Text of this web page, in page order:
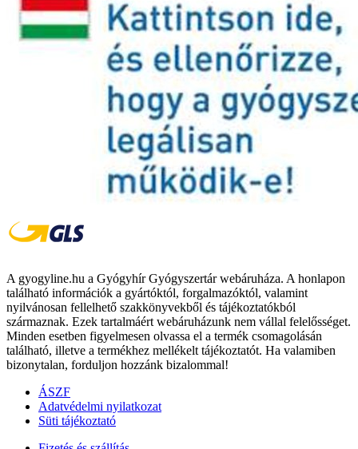
A gyogyline.hu a Gyógyhír Gyógyszertár webáruháza. A honlapon
található információk a gyártóktól, forgalmazóktól, valamint
nyilvánosan fellelhető szakkönyvekből és tájékoztatókból
származnak. Ezek tartalmáért webáruházunk nem vállal felelősséget.
Minden esetben figyelmesen olvassa el a termék csomagolásán
található, illetve a termékhez mellékelt tájékoztatót. Ha valamiben
bizonytalan, forduljon hozzánk bizalommal!
ÁSZF
Adatvédelmi nyilatkozat
Süti tájékoztató